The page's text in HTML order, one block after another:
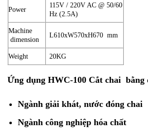
Power
115V / 220V AC @ 50/60
Hz (2.5A)
Machine
dimension
L610xW570xH670 mm
Weight 20KG
Ứng dụng HWC-100 Cắt chai bằng
Ngành giải khát, nước đóng chai
Ngành công nghiệp hóa chất